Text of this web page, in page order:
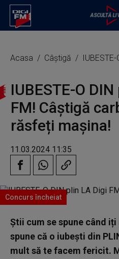
Acasa Câștigă IUBESTE-O DIN
IUBESTE-O
FM! Câștigă
răsfeți mașina!
11.03.2024 11:35
Concurs încheiat
Știi cum se spune când
spune că o iubești din
mult să te facem fericit.